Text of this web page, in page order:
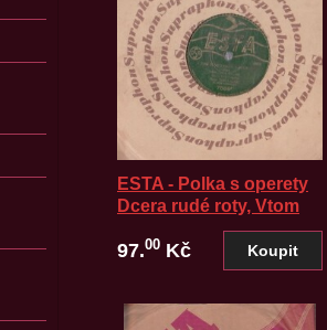
ESTA - Polka s operety
Dcera rudé roty, Vtom
venkovském kostelíčku.
97.00 Kč